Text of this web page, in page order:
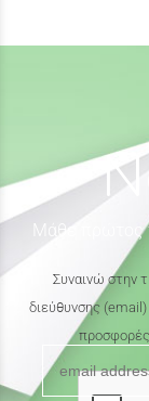
Μάθε πρώτος
Συναινώ στην
διεύθυνσης